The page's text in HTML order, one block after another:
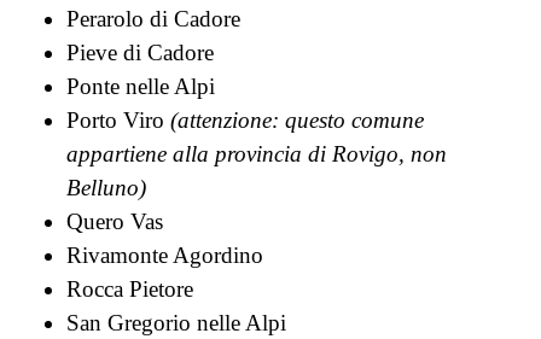
Perarolo di Cadore
Pieve di Cadore
Ponte nelle Alpi
Porto Viro (attenzione: questo comune
appartiene alla provincia di Rovigo, non
Belluno)
Quero Vas
Rivamonte Agordino
Rocca Pietore
San Gregorio nelle Alpi